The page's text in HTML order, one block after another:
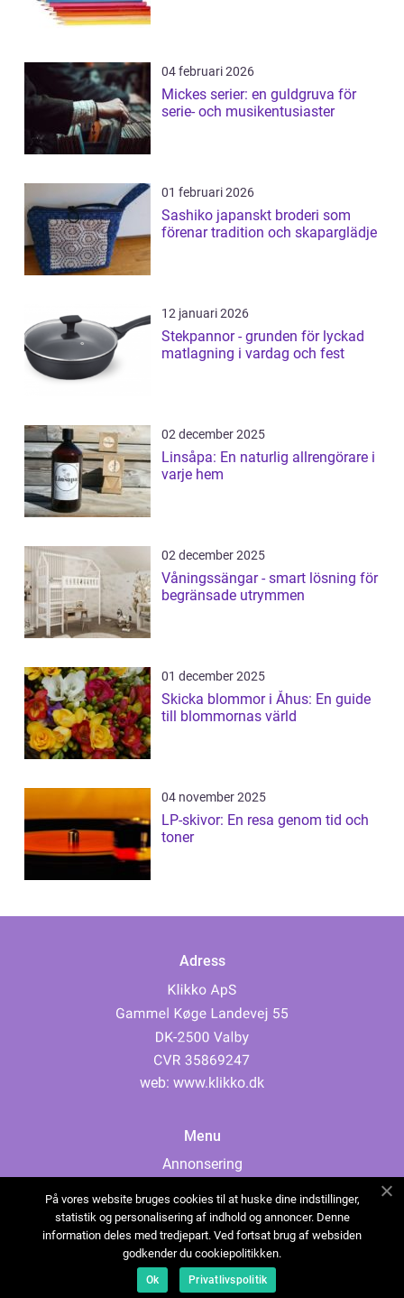
04 februari 2026
Mickes serier: en guldgruva för
serie- och musikentusiaster
01 februari 2026
Sashiko japanskt broderi som
förenar tradition och skaparglädje
12 januari 2026
Stekpannor - grunden för lyckad
matlagning i vardag och fest
02 december 2025
Linsåpa: En naturlig allrengörare i
varje hem
02 december 2025
Våningssängar - smart lösning för
begränsade utrymmen
01 december 2025
Skicka blommor i Åhus: En guide
till blommornas värld
04 november 2025
LP-skivor: En resa genom tid och
toner
Adress
web: www.klikko.dk
Menu
Annonsering
Cookies
Kontakta oss
Sitemap
På vores website bruges cookies til at huske dine indstillinger,
statistik og personalisering af indhold og annoncer. Denne
information deles med tredjepart. Ved fortsat brug af websiden
godkender du cookiepolitikken.
Ok Privatlivspolitik